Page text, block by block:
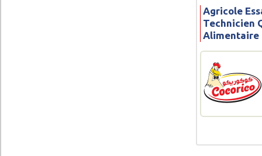
Agricole
Technicien
Alimentaire